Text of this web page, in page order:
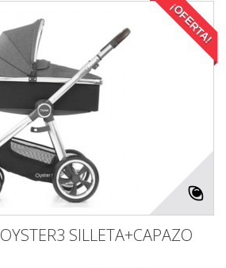
¡OFERTA!
SILLETA+CAPAZO